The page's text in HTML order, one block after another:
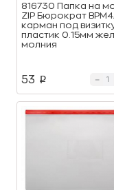
816730 Папка на
ZIP Бюрократ
карман под
пластик 0.15мм
молния
53 p